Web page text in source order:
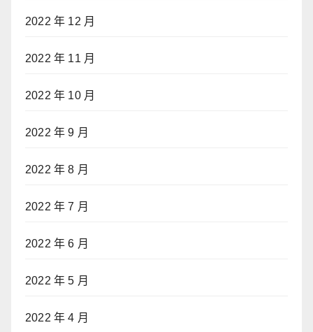
2022 年 12 月
2022 年 11 月
2022 年 10 月
2022 年 9 月
2022 年 8 月
2022 年 7 月
2022 年 6 月
2022 年 5 月
2022 年 4 月